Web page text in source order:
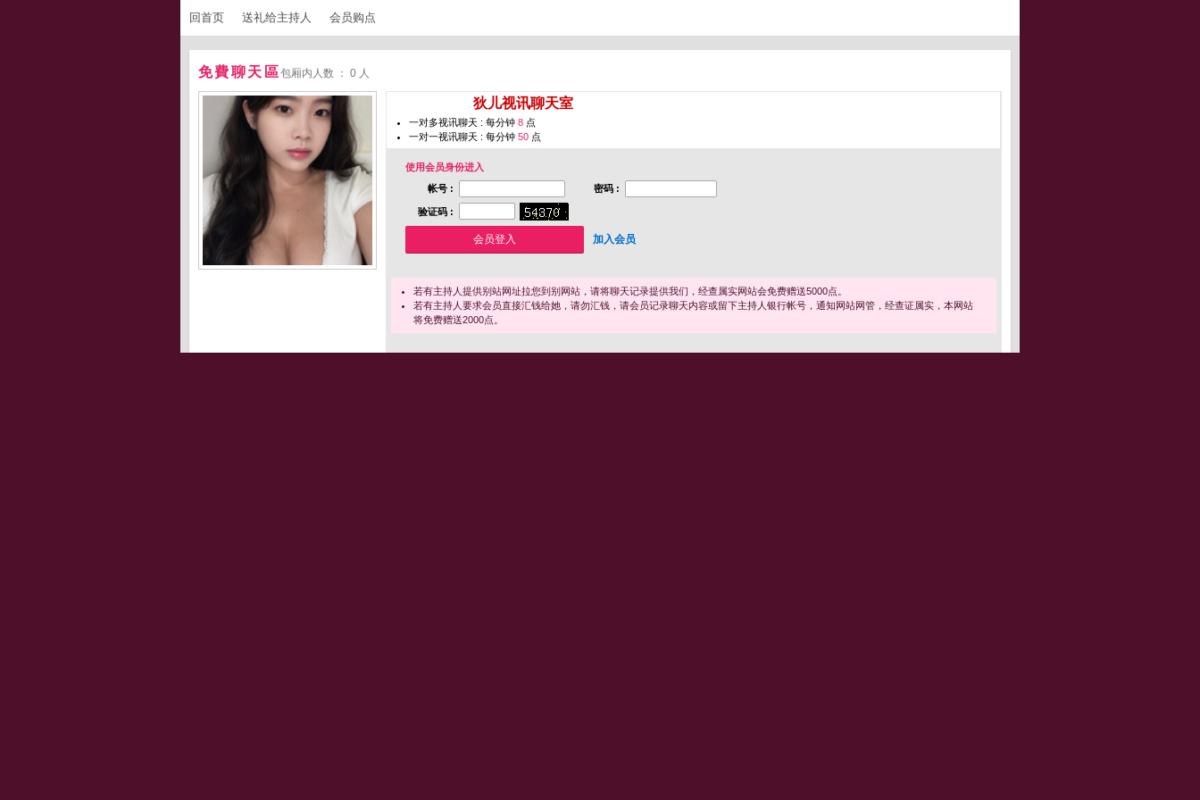
回首页 送礼给主持人 会员购点
免費聊天區包厢内人数 ： 0 人
狄儿视讯聊天室
一对多视讯聊天 : 每分钟 8 点
一对一视讯聊天 : 每分钟 50 点
使用会员身份进入
帐号 :
密码 :
验证码 :
加入会员
若有主持人提供别站网址拉您到别网站，请将聊天记录提供我们，经查属实网站会免费赠送5000点。
若有主持人要求会员直接汇钱给她，请勿汇钱，请会员记录聊天内容或留下主持人银行帐号，通知网站网管，经查证属实，本网站
将免费赠送2000点。